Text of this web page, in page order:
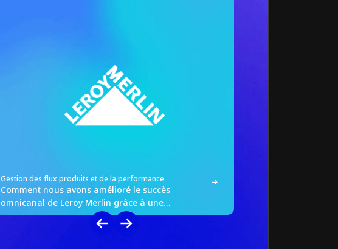
Gestion des flux produits et de la performance
Comment nous avons amélioré le succès
omnicanal de Leroy Merlin grâce à une
intégration online-offline transparente